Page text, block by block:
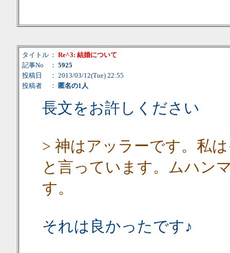
タイトル ： Re^3: 結婚について
記事No
： 5925
投稿日
： 2013/03/12(Tue) 22:55
投稿者
： 匿名の1人
長文をお許しください
> 神はアッラーです。私
と言っています。ムハン
す。
それは良かったです♪